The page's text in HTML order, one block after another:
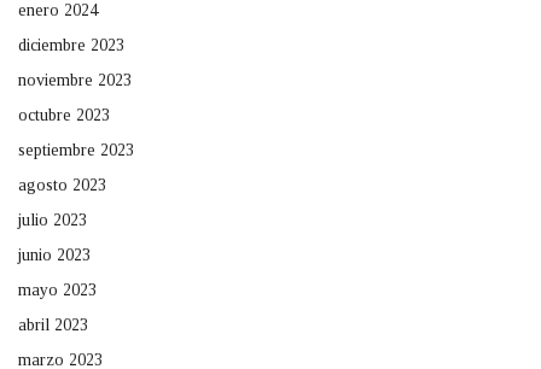
enero 2024
diciembre 2023
noviembre 2023
octubre 2023
septiembre 2023
agosto 2023
julio 2023
junio 2023
mayo 2023
abril 2023
marzo 2023